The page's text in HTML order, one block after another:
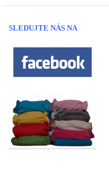
SLEDUJTE NÁS NA